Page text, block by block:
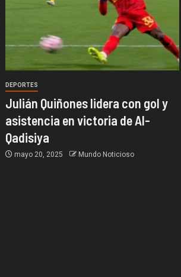
DEPORTES
Julián Quiñones lidera con gol y
asistencia en victoria de Al-
Qadisiya
mayo 20, 2025 Mundo Noticioso